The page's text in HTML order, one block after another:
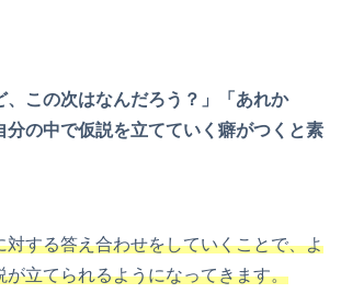
、この次はなんだろう？」「あれか
分の中で仮説を立てていく癖がつくと素
対する答え合わせをしていくことで、よ
が立てられるようになってきます。